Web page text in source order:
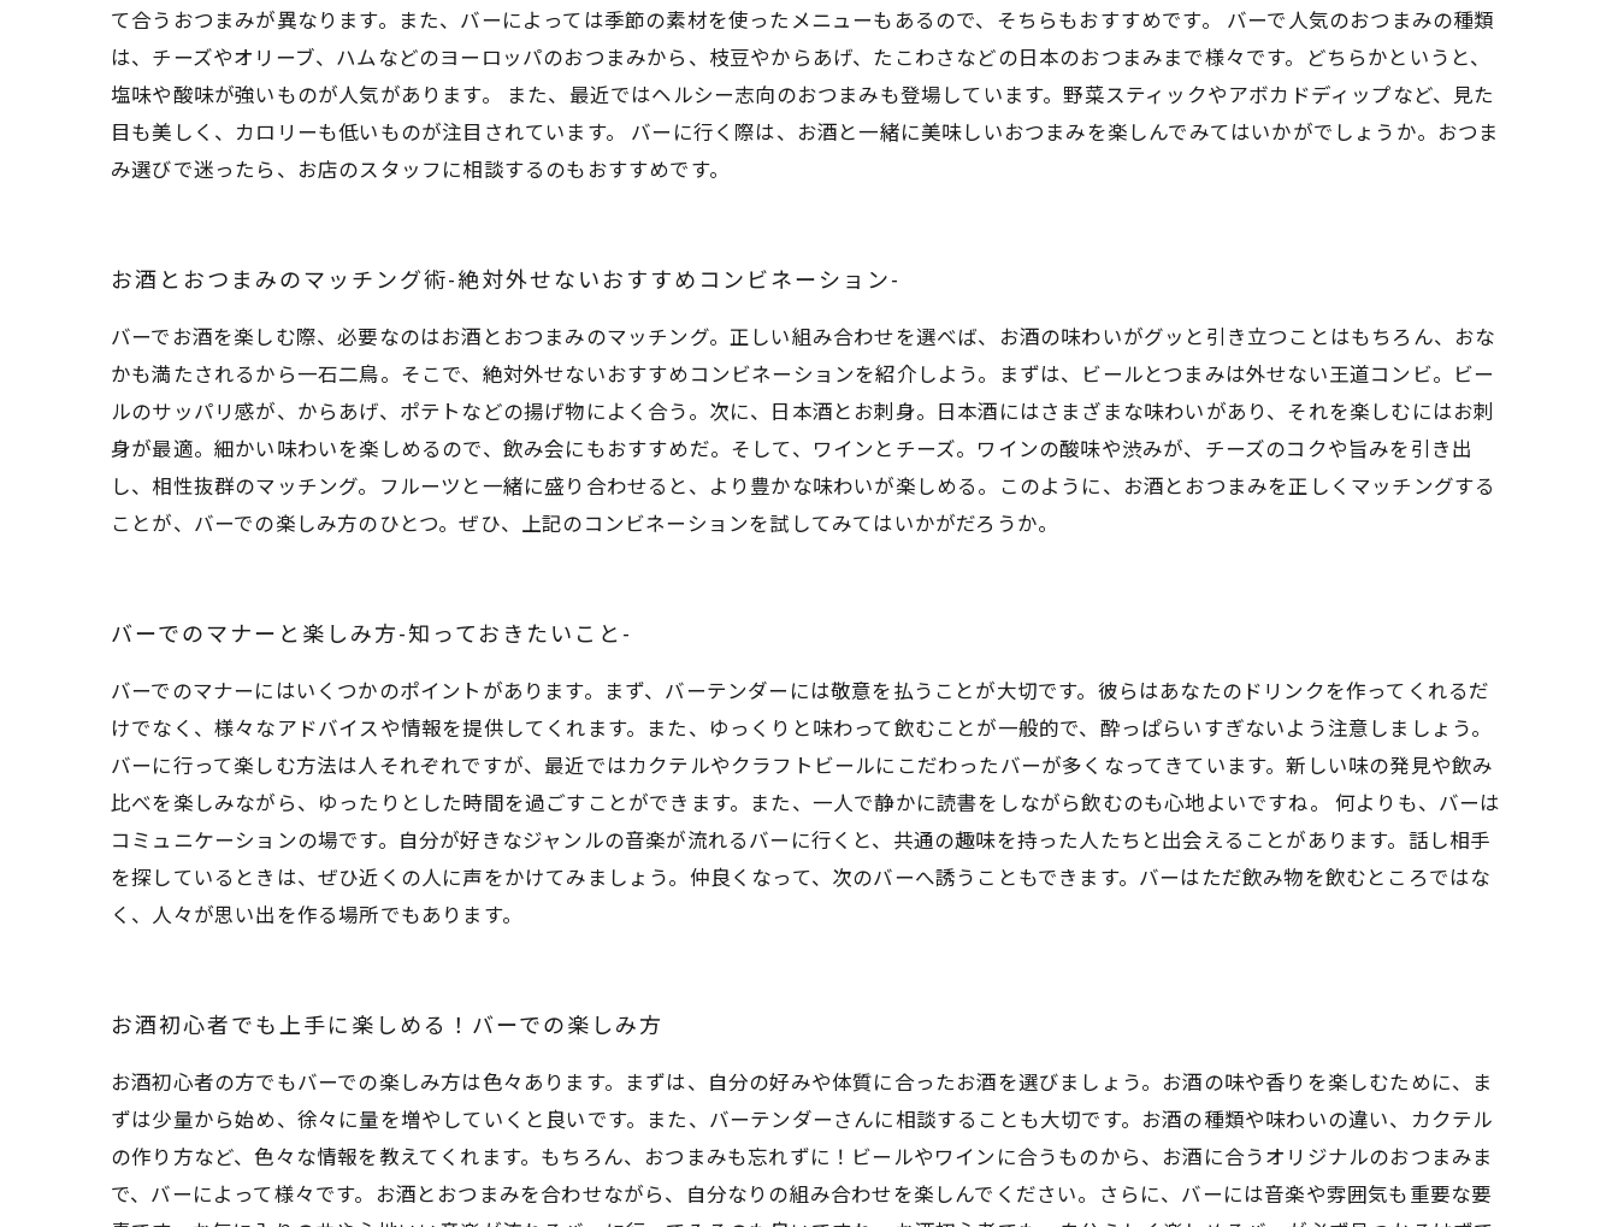
て合うおつまみが異なります。また、バーによっては季節の素材を使ったメニューもあるので、そちらもおすすめです。 バーで人気のおつまみの種類
は、チーズやオリーブ、ハムなどのヨーロッパのおつまみから、枝豆やからあげ、たこわさなどの日本のおつまみまで様々です。どちらかというと、
塩味や酸味が強いものが人気があります。 また、最近ではヘルシー志向のおつまみも登場しています。野菜スティックやアボカドディップなど、見た
目も美しく、カロリーも低いものが注目されています。 バーに行く際は、お酒と一緒に美味しいおつまみを楽しんでみてはいかがでしょうか。おつま
み選びで迷ったら、お店のスタッフに相談するのもおすすめです。
お酒とおつまみのマッチング術-絶対外せないおすすめコンビネーション-
バーでお酒を楽しむ際、必要なのはお酒とおつまみのマッチング。正しい組み合わせを選べば、お酒の味わいがグッと引き立つことはもちろん、おな
かも満たされるから一石二鳥。そこで、絶対外せないおすすめコンビネーションを紹介しよう。まずは、ビールとつまみは外せない王道コンビ。ビー
ルのサッパリ感が、からあげ、ポテトなどの揚げ物によく合う。次に、日本酒とお刺身。日本酒にはさまざまな味わいがあり、それを楽しむにはお刺
身が最適。細かい味わいを楽しめるので、飲み会にもおすすめだ。そして、ワインとチーズ。ワインの酸味や渋みが、チーズのコクや旨みを引き出
し、相性抜群のマッチング。フルーツと一緒に盛り合わせると、より豊かな味わいが楽しめる。このように、お酒とおつまみを正しくマッチングする
ことが、バーでの楽しみ方のひとつ。ぜひ、上記のコンビネーションを試してみてはいかがだろうか。
バーでのマナーと楽しみ方-知っておきたいこと-
バーでのマナーにはいくつかのポイントがあります。まず、バーテンダーには敬意を払うことが大切です。彼らはあなたのドリンクを作ってくれるだ
けでなく、様々なアドバイスや情報を提供してくれます。また、ゆっくりと味わって飲むことが一般的で、酔っぱらいすぎないよう注意しましょう。
バーに行って楽しむ方法は人それぞれですが、最近ではカクテルやクラフトビールにこだわったバーが多くなってきています。新しい味の発見や飲み
比べを楽しみながら、ゆったりとした時間を過ごすことができます。また、一人で静かに読書をしながら飲むのも心地よいですね。 何よりも、バーは
コミュニケーションの場です。自分が好きなジャンルの音楽が流れるバーに行くと、共通の趣味を持った人たちと出会えることがあります。話し相手
を探しているときは、ぜひ近くの人に声をかけてみましょう。仲良くなって、次のバーへ誘うこともできます。バーはただ飲み物を飲むところではな
く、人々が思い出を作る場所でもあります。
お酒初心者でも上手に楽しめる！バーでの楽しみ方
お酒初心者の方でもバーでの楽しみ方は色々あります。まずは、自分の好みや体質に合ったお酒を選びましょう。お酒の味や香りを楽しむために、ま
ずは少量から始め、徐々に量を増やしていくと良いです。また、バーテンダーさんに相談することも大切です。お酒の種類や味わいの違い、カクテル
の作り方など、色々な情報を教えてくれます。もちろん、おつまみも忘れずに！ビールやワインに合うものから、お酒に合うオリジナルのおつまみま
で、バーによって様々です。お酒とおつまみを合わせながら、自分なりの組み合わせを楽しんでください。さらに、バーには音楽や雰囲気も重要な要